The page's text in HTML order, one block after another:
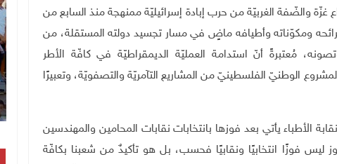
والضّفة الغربيّة من حرب إبادة إسرائيليّة ممنهجة منذ السابع من
أنّ شعبنا بكافّة شرائحه ومكوّناته وأطيافه ماضٍ في مسار تجسيد دولته المستقلة، من
مُعتبرةً أنّ استدامة العمليّة الديمقراطيّة في كافّة الأطر
الوطنيّ الفلسطينيّ من المشاريع التآمريّة والتصفويّة، وتعبيرًا
الأطباء يأتي بعد فوزها بانتخابات نقابات المحامين والمهندسين
ليس فوزًا انتخابيًا ونقابيًا فحسب، بل هو تأكيدٌ من شعبنا بكافّة